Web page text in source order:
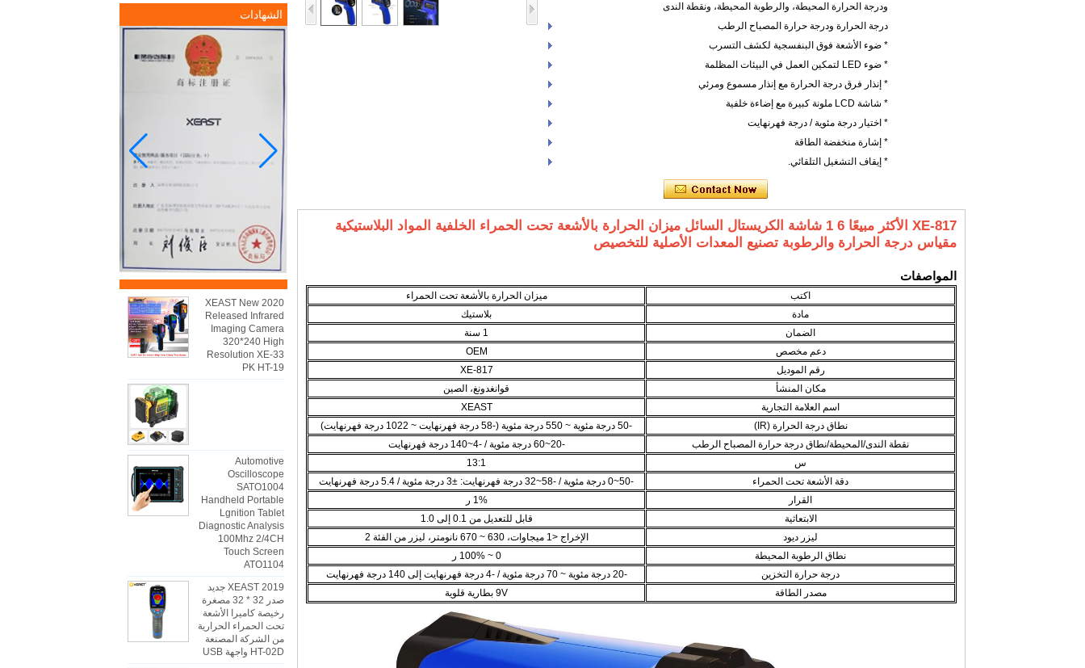
الشهادات
2020 XEAST New
Released Infrared
Imaging Camera
320*240 High
Resolution XE-33
PK HT-19
Automotive
Oscilloscope
SATO1004
Handheld Portable
Lgnition Tablet
Diagnostic Analysis
100Mhz 2/4CH
Touch Screen
ATO1104
2019 XEAST جديد
صدر 32 * 32 مصغرة
رخيصة كاميرا الأشعة
تحت الحمراء الحرارية
من الشركة المصنعة
HT-02D واجهة USB
ودرجة الحرارة المحيطة، والرطوبة المحيطة، ونقطة الندى
درجة الحرارة ودرجة حرارة المصباح الرطب
* ضوء الأشعة فوق البنفسجية لكشف التسرب
* ضوء LED لتمكين العمل في البيئات المظلمة
* إنذار فرق درجة الحرارة مع إنذار مسموع ومرئي
* شاشة LCD ملونة كبيرة مع إضاءة خلفية
* اختيار درجة مئوية / درجة فهرنهايت
* إشارة منخفضة الطاقة
* إيقاف التشغيل التلقائي.
XE-817 الأكثر مبيعًا 6 1 شاشة الكريستال السائل ميزان الحرارة بالأشعة تحت الحمراء الخلفية المواد البلاستيكية
مقياس درجة الحرارة والرطوبة تصنيع المعدات الأصلية للتخصيص
المواصفات
اكتب
ميزان الحرارة بالأشعة تحت الحمراء
مادة
بلاستيك
الضمان
1 سنة
دعم مخصص
OEM
رقم الموديل
XE-817
مكان المنشأ
قوانغدونغ، الصين
اسم العلامة التجارية
XEAST
نطاق درجة الحرارة (IR)
-50 درجة مئوية ~ 550 درجة مئوية (-58 درجة فهرنهايت ~ 1022 درجة فهرنهايت)
نقطة الندى/المحيطة/نطاق درجة حرارة المصباح الرطب
-20~60 درجة مئوية / -4~140 درجة فهرنهايت
س
13:1
دقة الأشعة تحت الحمراء
-50~0 درجة مئوية / -58~32 درجة فهرنهايت: ±3 درجة مئوية / 5.4 درجة فهرنهايت
القرار
1% ر
الابتعاثية
قابل للتعديل من 0.1 إلى 1.0
ليزر ديود
الإخراج <1 ميجاوات، 630 ~ 670 نانومتر، ليزر من الفئة 2
نطاق الرطوبة المحيطة
0 ~ 100% ر
درجة حرارة التخزين
-20 درجة مئوية ~ 70 درجة مئوية / -4 درجة فهرنهايت إلى 140 درجة فهرنهايت
مصدر الطاقة
9V بطارية قلوية